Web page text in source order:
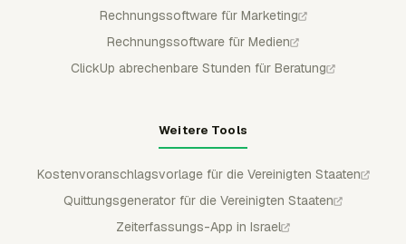
Rechnungssoftware für Marketing
Rechnungssoftware für Medien
ClickUp abrechenbare Stunden für Beratung
Weitere Tools
Kostenvoranschlagsvorlage für die Vereinigten Staaten
Quittungsgenerator für die Vereinigten Staaten
Zeiterfassungs-App in Israel